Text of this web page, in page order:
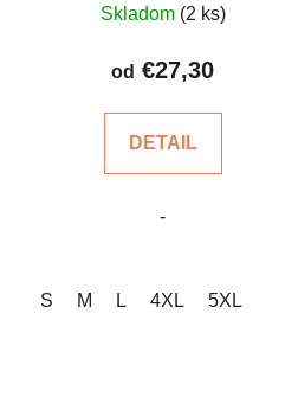
hodnotenie
produktu
z
hviezdičiek.
Skladom (2 ks)
od €27,30
DETAIL
-
S M L 4XL 5XL